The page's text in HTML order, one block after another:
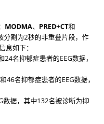
MODMA、 PRED+CT和
分割为2秒的非重叠片段，作
息如下：
名抑郁症患者的EEG数据，
46名抑郁症患者的EEG数据，
数据，其中132名被诊断为抑